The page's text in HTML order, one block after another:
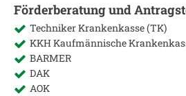
Förderberatung und
Techniker Krankenkasse (TK)
KKH Kaufmännische
BARMER
DAK
AOK